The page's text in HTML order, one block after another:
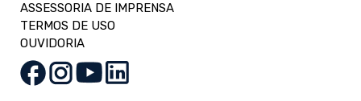
ASSESSORIA DE IMPRENSA
TERMOS DE USO
OUVIDORIA